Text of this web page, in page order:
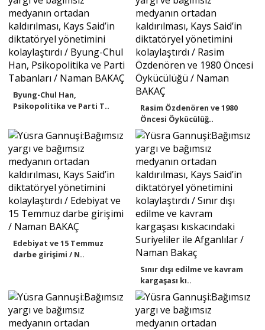
Byung-Chul Han,
Psikopolitika ve Parti T..
Rasim Özdenören ve 1980
Öncesi Öykücülüğ..
Edebiyat ve 15 Temmuz
darbe girişimi / N..
Sınır dışı edilme ve kavram
kargaşası kı..